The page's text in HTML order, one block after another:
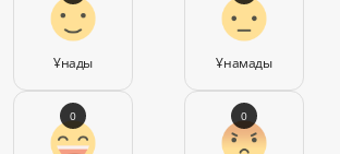
Ұнады Ұнамады
0 0